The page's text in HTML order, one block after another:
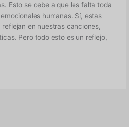
Esto se debe a que les falta toda
humanas. Sí, estas
en nuestras canciones,
Pero todo esto es un reflejo,